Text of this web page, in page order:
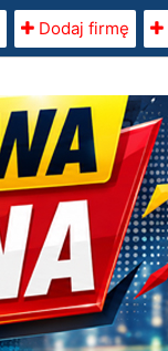
Dodaj firmę